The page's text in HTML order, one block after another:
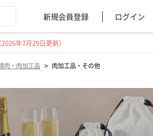
新規会員登録 ログイン
年7月29日更新）
肉・肉加工品 > 肉加工品・その他